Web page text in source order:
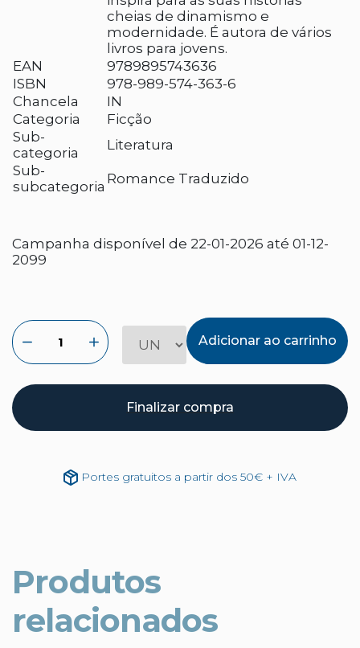
cheias de dinamismo e
modernidade. É autora de vários
livros para jovens.
EAN
9789895743636
ISBN
978-989-574-363-6
Chancela
IN
Categoria
Ficção
Sub-
categoria
Literatura
Sub-
subcategoria Romance Traduzido
Campanha disponível de 22-01-2026 até 01-12-
2099
Adicionar ao carrinho
Finalizar compra
Portes gratuitos a partir dos 50€ + IVA
Produtos
relacionados